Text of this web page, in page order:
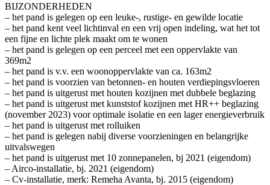
BIJZONDERHEDEN
– het pand is gelegen op een leuke-, rustige- en gewilde locatie
– het pand kent veel lichtinval en een vrij open indeling, wat het tot
een fijne en lichte plek maakt om te wonen
– het pand is gelegen op een perceel met een oppervlakte van
369m2
– het pand is v.v. een woonoppervlakte van ca. 163m2
– het pand is voorzien van betonnen- en houten verdiepingsvloeren
– het pand is uitgerust met houten kozijnen met dubbele beglazing
– het pand is uitgerust met kunststof kozijnen met HR++ beglazing
(november 2023) voor optimale isolatie en een lager energieverbruik
– het pand is uitgerust met rolluiken
– het pand is gelegen nabij diverse voorzieningen en belangrijke
uitvalswegen
– het pand is uitgerust met 10 zonnepanelen, bj 2021 (eigendom)
– Airco-installatie, bj. 2021 (eigendom)
– Cv-installatie, merk: Remeha Avanta, bj. 2015 (eigendom)